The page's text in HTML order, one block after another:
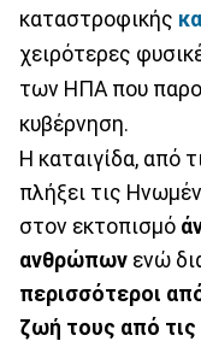
καταστροφικής
χειρότερες
των ΗΠΑ που
κυβέρνηση.
Η καταιγίδα, από
πλήξει τις
στον εκτοπισμό
ανθρώπων ενώ
περισσότεροι
ζωή τους από